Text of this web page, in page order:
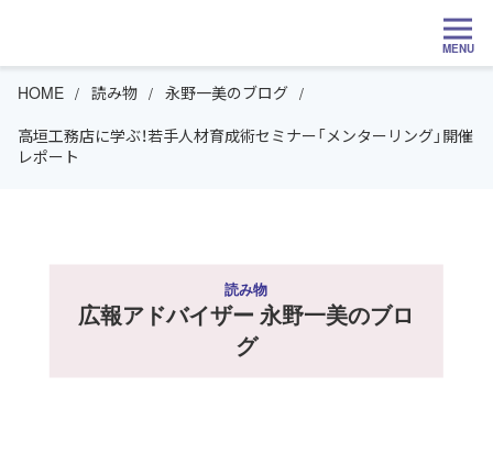
MENU
HOME 読み物
永野一美のブログ
高垣工務店に学ぶ！若手人材育成術セミナー「メンターリング」開催
レポート
読み物
広報アドバイザー 永野一美のブロ
グ